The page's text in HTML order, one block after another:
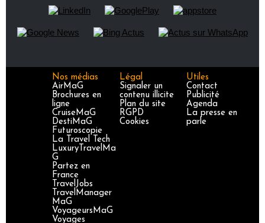
Nos médias
AirMaG
Brochures en
ligne
CruiseMaG
DestiMaG
Futuroscopie
La Travel Tech
LuxuryTravelMa
G
Partez en
France
TravelJobs
TravelManager
MaG
VoyageursMaG
Voyages
Légal
Signaler un
contenu illicite
Plan du site
RGPD
Cookies
Utiles
Contact
Publicité
Agenda
La presse en
parle